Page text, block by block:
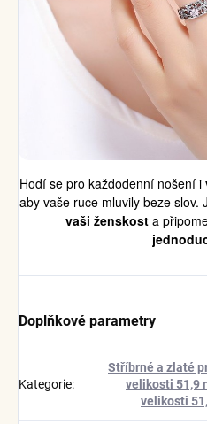
Hodí se pro každodenní nošení i
aby vaše ruce mluvily beze slov.
vaši ženskosta
Doplňkové parametry
Kategorie:
Stříbrné a zlaté
velikosti 51,9
velikosti